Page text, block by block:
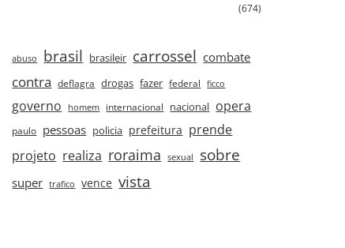
(674)
abuso brasil brasileir carrossel combate
contra deflagra drogas fazer federal ficco
governo homem internacional nacional opera
paulo pessoas policia prefeitura prende
projeto realiza roraima sexual sobre
super trafico vence vista